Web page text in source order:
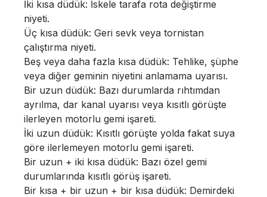
İki kısa düdük: İskele tarafa rota değiştirme
niyeti.
Üç kısa düdük: Geri sevk veya tornistan
çalıştırma niyeti.
Beş veya daha fazla kısa düdük: Tehlike, şüphe
veya diğer geminin niyetini anlamama uyarısı.
Bir uzun düdük: Bazı durumlarda rıhtımdan
ayrılma, dar kanal uyarısı veya kısıtlı görüşte
ilerleyen motorlu gemi işareti.
İki uzun düdük: Kısıtlı görüşte yolda fakat suya
göre ilerlemeyen motorlu gemi işareti.
Bir uzun + iki kısa düdük: Bazı özel gemi
durumlarında kısıtlı görüş işareti.
Bir kısa + bir uzun + bir kısa düdük: Demirdeki